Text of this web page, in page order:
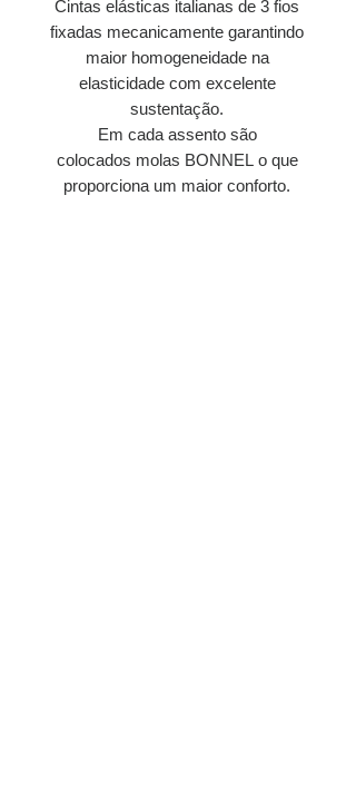
Cintas elásticas italianas de 3 fios
fixadas mecanicamente garantindo
maior homogeneidade na
elasticidade com excelente
sustentação.
Em cada assento são
colocados molas BONNEL o que
proporciona um maior conforto.